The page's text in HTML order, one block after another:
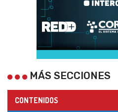
MÁS SECCIONES
CONTENIDOS